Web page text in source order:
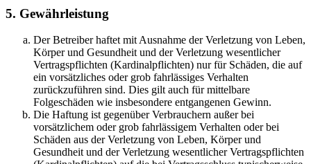
5. Gewährleistung
Der Betreiber haftet mit Ausnahme der Verletzung von Leben,
Körper und Gesundheit und der Verletzung wesentlicher
Vertragspflichten (Kardinalpflichten) nur für Schäden, die auf
ein vorsätzliches oder grob fahrlässiges Verhalten
zurückzuführen sind. Dies gilt auch für mittelbare
Folgeschäden wie insbesondere entgangenen Gewinn.
Die Haftung ist gegenüber Verbrauchern außer bei
vorsätzlichem oder grob fahrlässigem Verhalten oder bei
Schäden aus der Verletzung von Leben, Körper und
Gesundheit und der Verletzung wesentlicher Vertragspflichten